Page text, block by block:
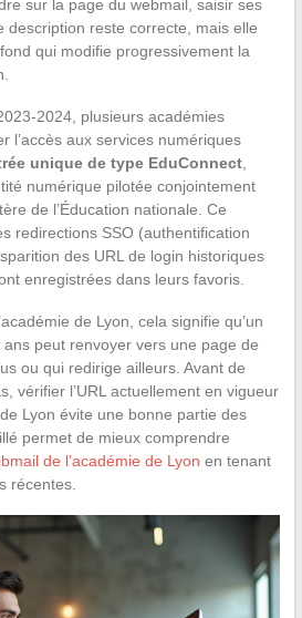
sur la page du webmail, saisir ses
description reste correcte, mais elle
qui modifie progressivement la
2024, plusieurs académies
l’accès aux services numériques
unique de type EduConnect,
numérique pilotée conjointement
de l’Éducation nationale. Ce
redirections SSO (authentification
des URL de login historiques
enregistrées dans leurs favoris.
de Lyon, cela signifie qu’un
peut renvoyer vers une page de
ou qui redirige ailleurs. Avant de
vérifier l’URL actuellement en vigueur
Lyon évite une bonne partie des
permet de mieux comprendre
de l’académie de Lyon en tenant
récentes.